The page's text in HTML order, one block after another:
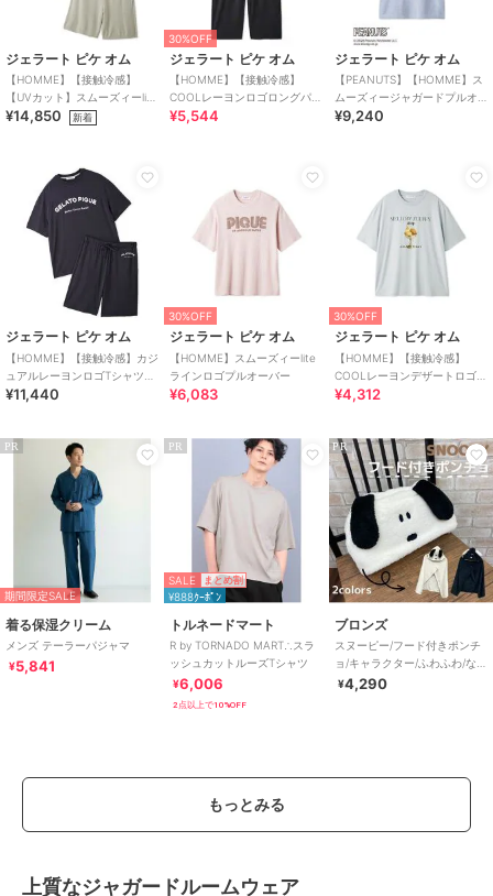
ジェラート ピケ オム
【HOMME】【接触冷感】
【UVカット】スムーズィーlite
クールロゴジャガードプルオ
¥14,850 新着
30%OFF
ジェラート ピケ オム
【HOMME】【接触冷感】
COOLレーヨンロゴロングパン
ツ
¥5,544
ジェラート ピケ オム
【PEANUTS】【HOMME】ス
ムーズィージャガードプルオ
ーバー
¥9,240
ジェラート ピケ オム
【HOMME】【接触冷感】カジ
ュアルレーヨンロゴTシャツ&
ハーフパンツセット
¥11,440
30%OFF
ジェラート ピケ オム
【HOMME】スムーズィーlite
ラインロゴプルオーバー
¥6,083
30%OFF
ジェラート ピケ オム
【HOMME】【接触冷感】
COOLレーヨンデザートロゴT
シャツ
¥4,312
PR
期間限定SALE
着る保湿クリーム
メンズ テーラーパジャマ
¥5,841
PR
SALE まとめ割
¥888ｸｰﾎﾟﾝ
トルネードマート
R by TORNADO MART∴スラ
ッシュカットルーズTシャツ
¥6,006
2点以上で10%OFF
PR
ブロンズ
スヌーピー/フード付きポンチ
ョ/キャラクター/ふわふわ/なり
きり /クッション
¥4,290
もっとみる
上質なジャガードルームウェア